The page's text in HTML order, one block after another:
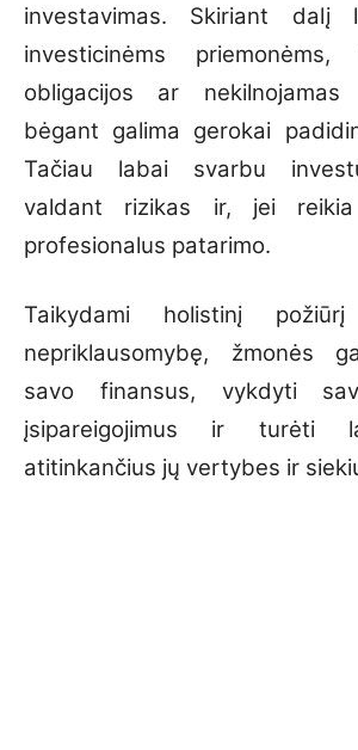
investavimas. Skiriant dalį
investicinėms
obligacijos ar
bėgant galima gerokai
Tačiau labai svarbu
valdant rizikas ir, jei
profesionalus patarimo.
Taikydami holistinį
nepriklausomybę, žmonės
savo finansus, vykdyti
įsipareigojimus ir turėti
atitinkančius jų vertybes ir